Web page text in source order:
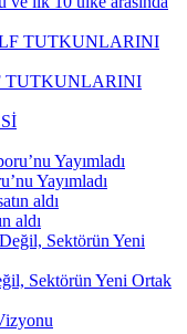
TUTKUNLARINI
Yayımladı
aldı
Sektörün Yeni Ortak